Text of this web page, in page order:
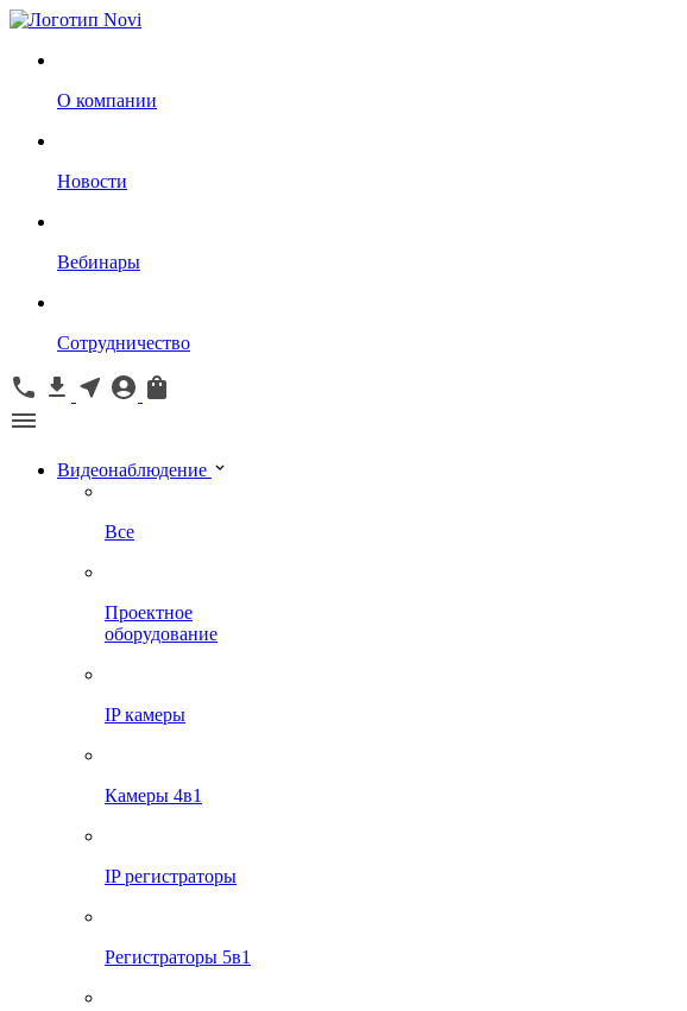
О компании
Новости
Вебинары
Сотрудничество
Видеонаблюдение
Все
Проектное
оборудование
IP камеры
Камеры 4в1
IP регистраторы
Регистраторы 5в1